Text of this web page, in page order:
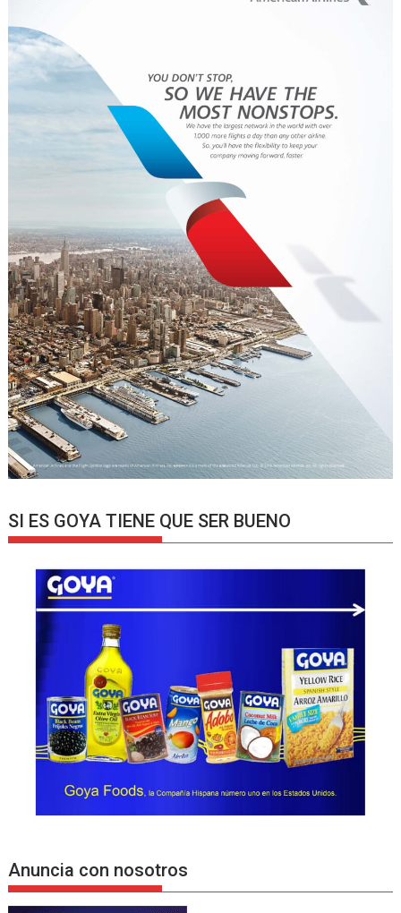
SI ES GOYA TIENE QUE SER BUENO
Anuncia con nosotros